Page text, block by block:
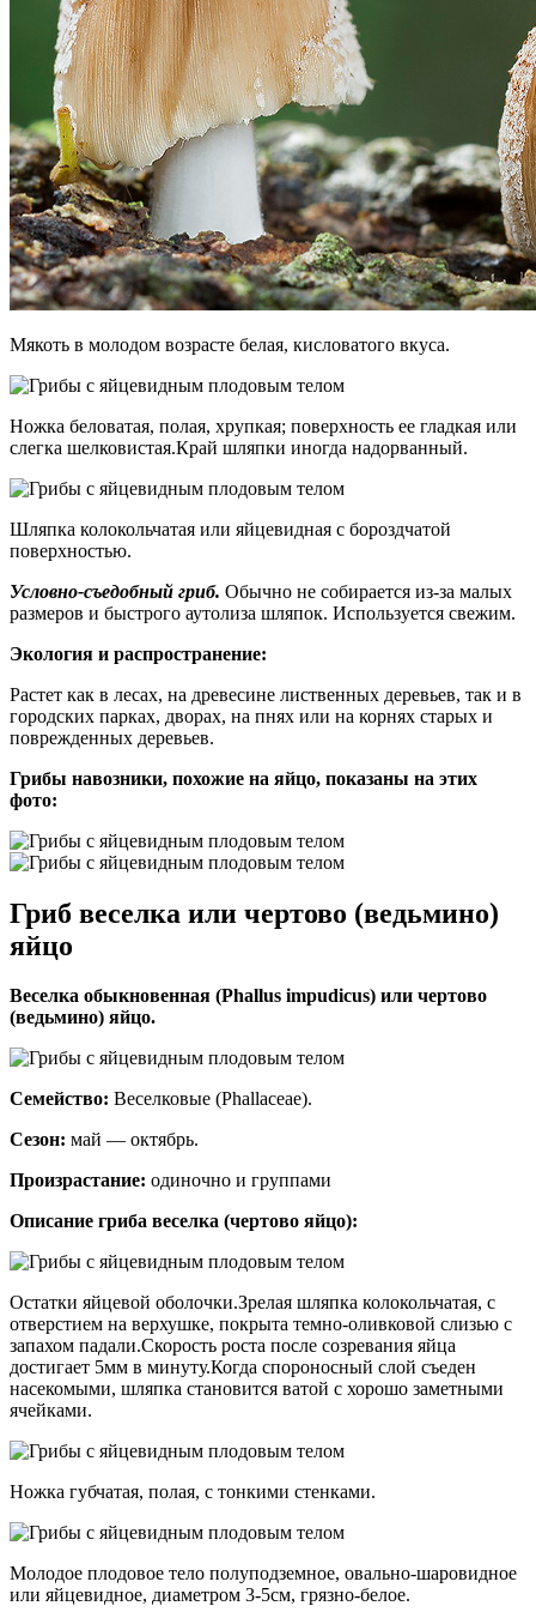
Мякоть в молодом возрасте белая, кисловатого вкуса.
Ножка беловатая, полая, хрупкая; поверхность ее гладкая или
слегка шелковистая.Край шляпки иногда надорванный.
Шляпка колокольчатая или яйцевидная с бороздчатой
поверхностью.
Условно-съедобный гриб. Обычно не собирается из-за малых
размеров и быстрого аутолиза шляпок. Используется свежим.
Экология и распространение:
Растет как в лесах, на древесине лиственных деревьев, так и в
городских парках, дворах, на пнях или на корнях старых и
поврежденных деревьев.
Грибы навозники, похожие на яйцо, показаны на этих
фото:
Гриб веселка или чертово (ведьмино)
яйцо
Веселка обыкновенная (Phallus impudicus) или чертово
(ведьмино) яйцо.
Семейство: Веселковые (Phallaceae).
Сезон: май — октябрь.
Произрастание: одиночно и группами
Описание гриба веселка (чертово яйцо):
Остатки яйцевой оболочки.Зрелая шляпка колокольчатая, с
отверстием на верхушке, покрыта темно-оливковой слизью с
запахом падали.Скорость роста после созревания яйца
достигает 5мм в минуту.Когда спороносный слой съеден
насекомыми, шляпка становится ватой с хорошо заметными
ячейками.
Ножка губчатая, полая, с тонкими стенками.
Молодое плодовое тело полуподземное, овально-шаровидное
или яйцевидное, диаметром 3-5см, грязно-белое.